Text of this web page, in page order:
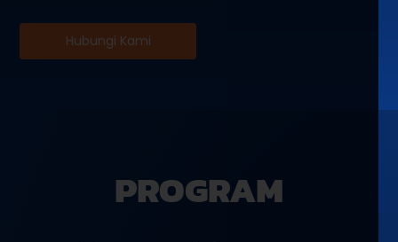
Hubungi Kami
PROGRAM